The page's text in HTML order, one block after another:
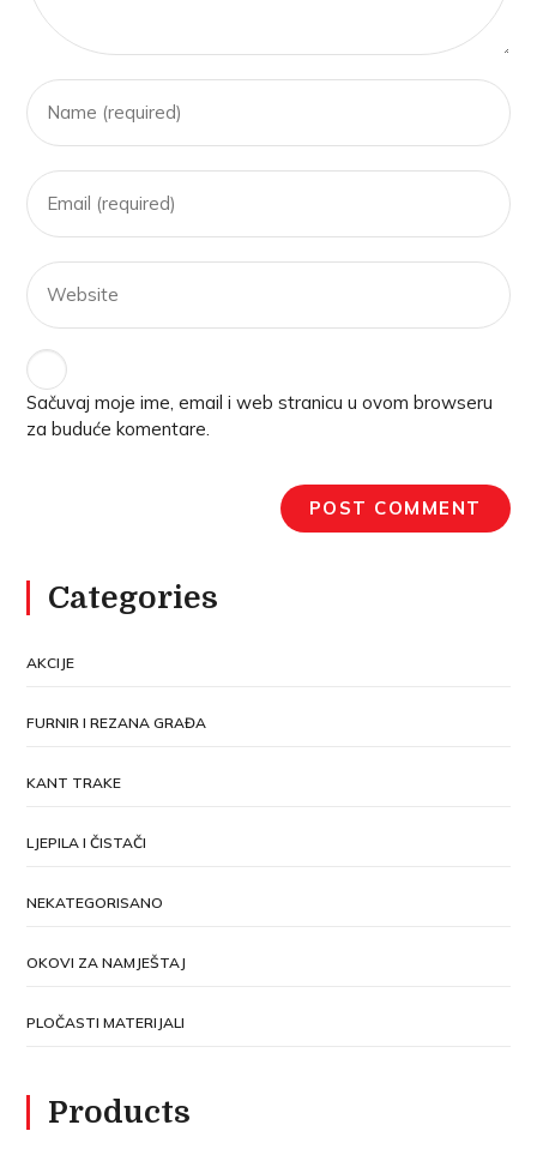
Sačuvaj moje ime, email i web stranicu u ovom browseru
za buduće komentare.
Categories
AKCIJE
FURNIR I REZANA GRAĐA
KANT TRAKE
LJEPILA I ČISTAČI
NEKATEGORISANO
OKOVI ZA NAMJEŠTAJ
PLOČASTI MATERIJALI
Products